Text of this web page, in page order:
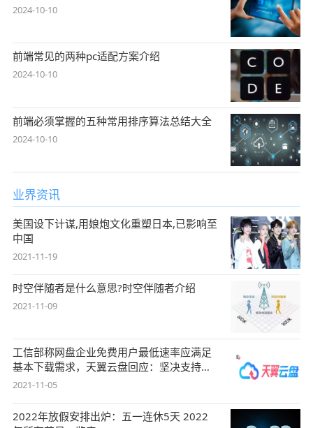
2024-10-10
前端常见的两种pc适配方案介绍
2024-10-10
前端必须掌握的五种常用排序算法总结大全
2024-10-10
业界资讯
美国设下计谋,用娘炮文化重塑日本,已影响至
中国
2021-11-19
时空伴随者是什么意思?时空伴随者介绍
2021-11-09
工信部称网盘企业免费用户最低速率应满足
基本下载需求，天翼云盘回应：坚决支持，
始终
2021-11-05
2022年放假安排出炉：五一连休5天 2022